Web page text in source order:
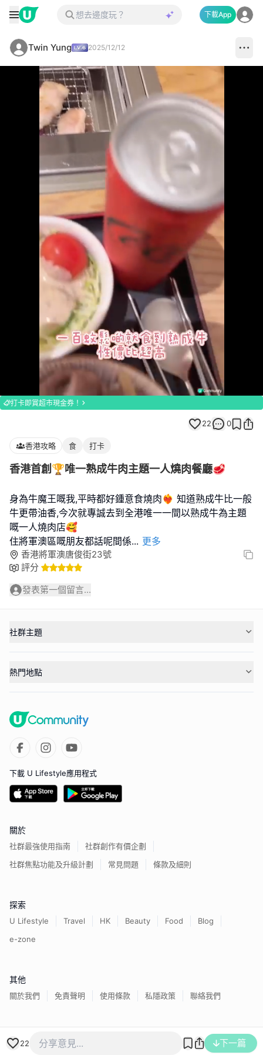
下載App
Twin Yung 2025/12/12
Loaded:
100.00%
打卡即賞超市現金券！
22 0
香港攻略 食 打卡
香港首創🏆唯一熟成牛肉主題一人燒肉餐廳🥩
身為牛魔王嘅我,平時都好鍾意食燒肉❤️‍🔥 知道熟成牛比一般
牛更帶油香,今次就專誠去到全港唯一一間以熟成牛為主題
嘅一人燒肉店🥰
住將軍澳區嘅朋友都話呢間係... 更多
香港將軍澳唐俊街23號
評分
發表第一個留言...
22 下一篇
社群主題
熱門地點
下載 U Lifestyle應用程式
關於
社群最強使用指南
社群創作有價企劃
社群焦點功能及升級計劃
常見問題 條款及細則
探索
U Lifestyle Travel HK Beauty Food
Blog
e-zone
其他
關於我們 免責聲明 使用條款 私隱政策 聯絡我們
香港經濟日報版權所有©